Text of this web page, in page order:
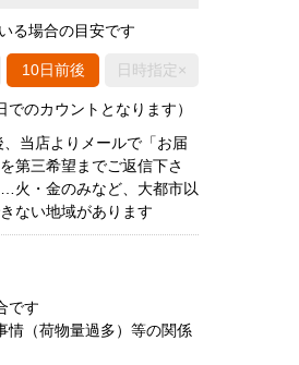
る場合の目安です
10日前後 日時指定×
のカウントとなります）
当店よりメールで「お届
第三希望までご返信下さ
火・金のみなど、大都市以
ない地域があります
です
情（荷物量過多）等の関係